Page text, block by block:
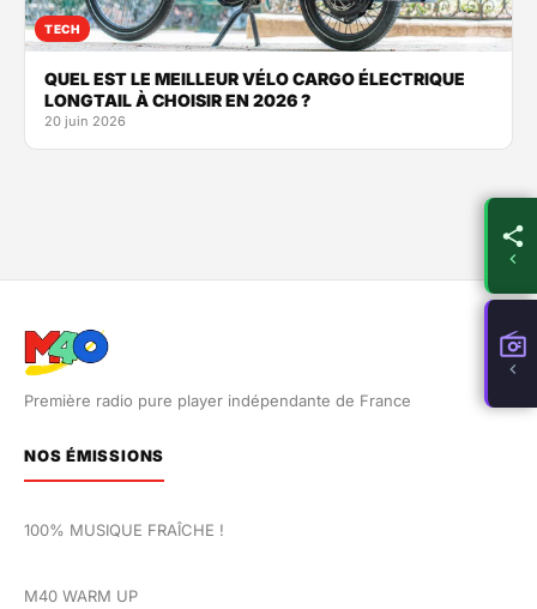
TECH
QUEL EST LE MEILLEUR VÉLO CARGO ÉLECTRIQUE
LONGTAIL À CHOISIR EN 2026 ?
20 juin 2026
Première radio pure player indépendante de France
NOS ÉMISSIONS
100% MUSIQUE FRAÎCHE !
M40 WARM UP